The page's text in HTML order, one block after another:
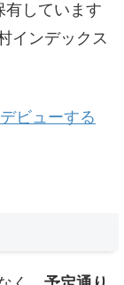
有しています
インデックス
ビューする